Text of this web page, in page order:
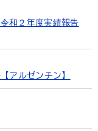
和２年度実績報告
アルゼンチン】